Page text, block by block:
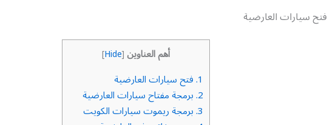
فتح سيارات العارضية
أهم العناوين [
Hide
]
1. فتح سيارات العارضية
2. برمجة مفتاح سيارات العارضية
3. برمجة ريموت سيارات الكويت